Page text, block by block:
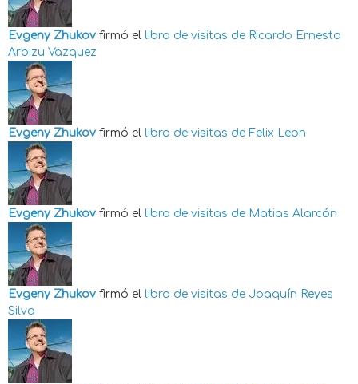
Evgeny Zhukov firmó el libro de visitas de Ricardo Ernesto
Arbizu Vazquez
Evgeny Zhukov firmó el libro de visitas de Felix Leon
Evgeny Zhukov firmó el libro de visitas de Matias Alarcón
Evgeny Zhukov firmó el libro de visitas de Joaquín Reyes
Silva